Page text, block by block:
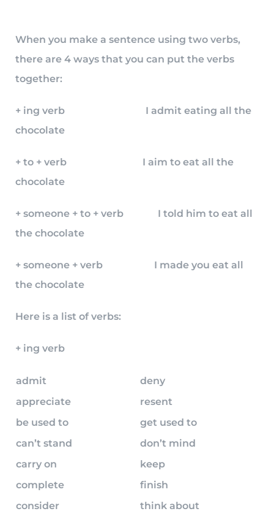
When you make a sentence using two verbs,
there are 4 ways that you can put the verbs
together:
+ ing verb I admit eating all the
chocolate
+ to + verb I aim to eat all the
chocolate
+ someone + to + verb I told him to eat all
the chocolate
+ someone + verb I made you eat all
the chocolate
Here is a list of verbs:
+ ing verb
admit
deny
appreciate
resent
be used to
get used to
can’t stand
don’t mind
carry on
keep
complete
finish
consider
think about